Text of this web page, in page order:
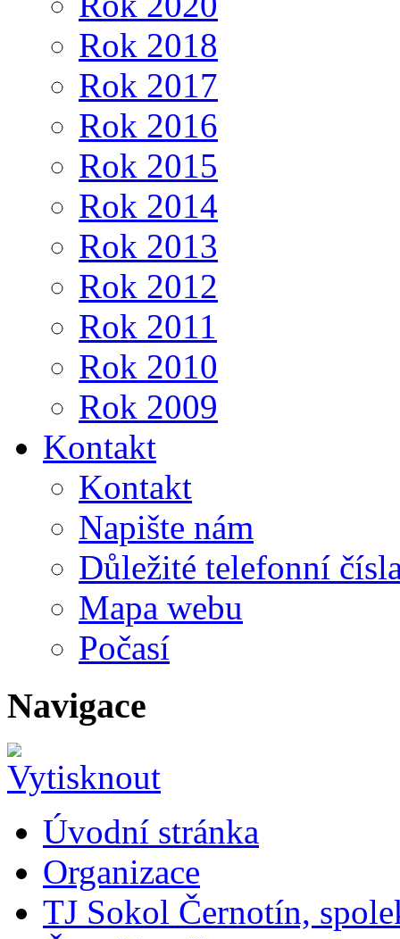
Rok 2018
Rok 2017
Rok 2016
Rok 2015
Rok 2014
Rok 2013
Rok 2012
Rok 2011
Rok 2010
Rok 2009
Kontakt
Kontakt
Napište nám
Důležité telefonní
Mapa webu
Počasí
Navigace
Úvodní stránka
Organizace
TJ Sokol Černotín,